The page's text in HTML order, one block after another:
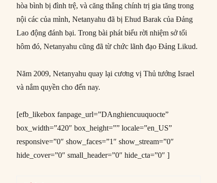
hòa bình bị đình trệ, và căng thẳng chính trị gia tăng trong
nội các của mình, Netanyahu đã bị Ehud Barak của Đảng
Lao động đánh bại. Trong bài phát biểu rời nhiệm sở tối
hôm đó, Netanyahu cũng đã từ chức lãnh đạo Đảng Likud.
Năm 2009, Netanyahu quay lại cương vị Thủ tướng Israel
và nắm quyền cho đến nay.
[efb_likebox fanpage_url=”DAnghiencuuquocte”
box_width=”420″ box_height=”” locale=”en_US”
responsive=”0″ show_faces=”1″ show_stream=”0″
hide_cover=”0″ small_header=”0″ hide_cta=”0″ ]